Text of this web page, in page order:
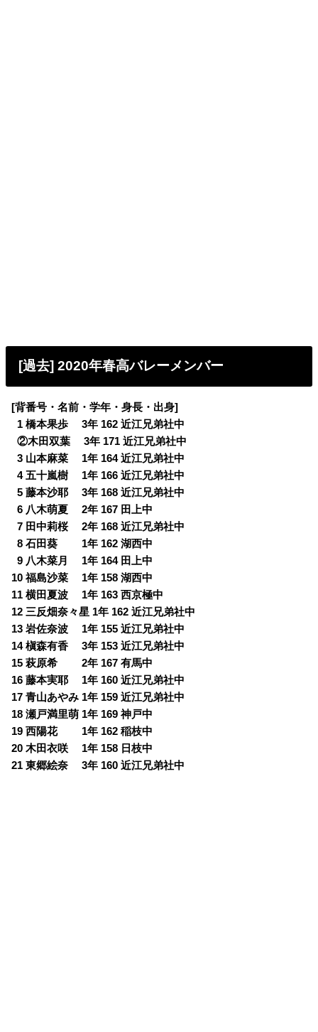
[過去] 2020年春高バレーメンバー
[背番号・名前・学年・身長・出身]
1 橋本果歩 3年 162 近江兄弟社中
0②木田双葉 3年 171 近江兄弟社中
03 山本麻菜 1年 164 近江兄弟社中
04 五十嵐樹 1年 166 近江兄弟社中
05 藤本沙耶 3年 168 近江兄弟社中
06 八木萌夏 2年 167 田上中
07 田中莉桜 2年 168 近江兄弟社中
08 石田葵 1年 162 湖西中
09 八木菜月 1年 164 田上中
10 福島沙菜 1年 158 湖西中
11 横田夏波 1年 163 西京極中
12 三反畑奈々星 1年 162 近江兄弟社中
13 岩佐奈波 1年 155 近江兄弟社中
14 槇森有香 3年 153 近江兄弟社中
15 萩原希 2年 167 有馬中
16 藤本実耶 1年 160 近江兄弟社中
17 青山あやみ 1年 159 近江兄弟社中
18 瀬戸満里萌 1年 169 神戸中
19 西陽花 1年 162 稲枝中
20 木田衣咲 1年 158 日枝中
21 東郷絵奈 3年 160 近江兄弟社中